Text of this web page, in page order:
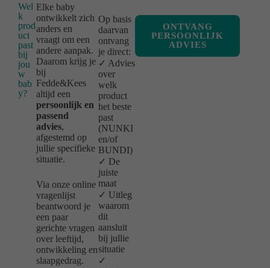
Wel
k
prod
uct
past
bij
jou
w
bab
y?
Elke baby
ontwikkelt zich
anders en
vraagt om een
andere aanpak.
Daarom krijg je
bij
Fedde&Kees
altijd een
persoonlijk en
passend
advies,
afgestemd op
jullie specifieke
situatie.
Via onze online
vragenlijst
beantwoord je
een paar
gerichte vragen
over leeftijd,
ontwikkeling en
slaapgedrag.
Op basis
daarvan
ontvang
je direct:
✓ Advies
over
welk
product
het beste
past
(NUNKI
en/of
BUNDI)
✓ De
juiste
maat
✓ Uitleg
waarom
dit
aansluit
bij jullie
situatie
✓
ONTVANG
PERSOONLIJK
ADVIES